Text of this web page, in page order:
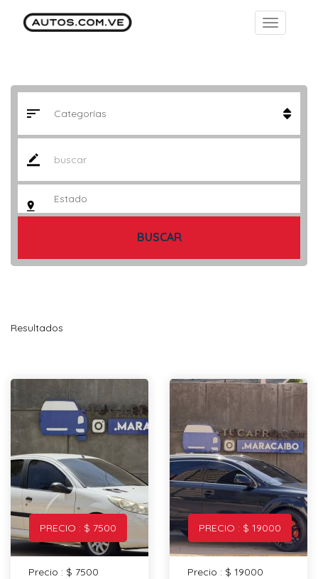
BUSCAR
Resultados
PRECIO : $ 7500
Precio : $ 7500
PRECIO : $ 19000
Precio : $ 19000